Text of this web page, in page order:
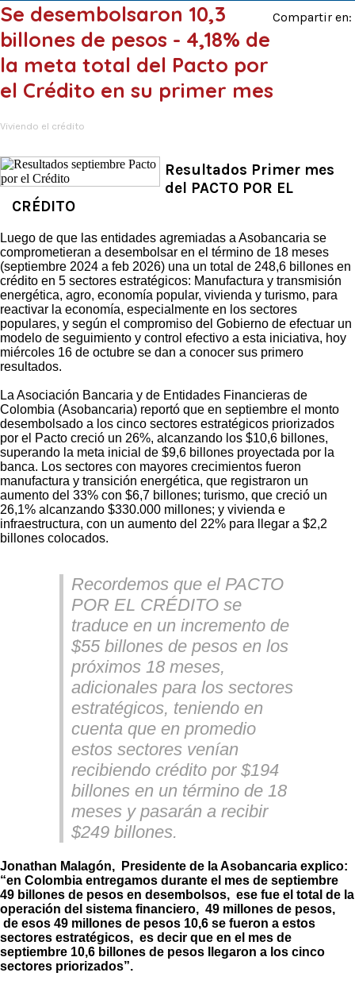
Se desembolsaron 10,3
billones de pesos - 4,18% de
la meta total del Pacto por
el Crédito en su primer mes
Compartir en:
Viviendo el crédito
Resultados Primer mes
del PACTO POR EL
CRÉDITO
Luego de que las entidades agremiadas a Asobancaria se
comprometieran a desembolsar en el término de 18 meses
(septiembre 2024 a feb 2026) una un total de 248,6 billones en
crédito en 5 sectores estratégicos: Manufactura y transmisión
energética, agro, economía popular, vivienda y turismo, para
reactivar la economía, especialmente en los sectores
populares, y según el compromiso del Gobierno de efectuar un
modelo de seguimiento y control efectivo a esta iniciativa, hoy
miércoles 16 de octubre se dan a conocer sus primero
resultados.
La Asociación Bancaria y de Entidades Financieras de
Colombia (Asobancaria) reportó que en septiembre el monto
desembolsado a los cinco sectores estratégicos priorizados
por el Pacto creció un 26%, alcanzando los $10,6 billones,
superando la meta inicial de $9,6 billones proyectada por la
banca. Los sectores con mayores crecimientos fueron
manufactura y transición energética, que registraron un
aumento del 33% con $6,7 billones; turismo, que creció un
26,1% alcanzando $330.000 millones; y vivienda e
infraestructura, con un aumento del 22% para llegar a $2,2
billones colocados.
Recordemos que el PACTO
POR EL CRÉDITO se
traduce en un incremento de
$55 billones de pesos en los
próximos 18 meses,
adicionales para los sectores
estratégicos, teniendo en
cuenta que en promedio
estos sectores venían
recibiendo crédito por $194
billones en un término de 18
meses y pasarán a recibir
$249 billones.
Jonathan Malagón, Presidente de la Asobancaria explico:
“en Colombia entregamos durante el mes de septiembre
49 billones de pesos en desembolsos, ese fue el total de la
operación del sistema financiero, 49 millones de pesos,
de esos 49 millones de pesos 10,6 se fueron a estos
sectores estratégicos, es decir que en el mes de
septiembre 10,6 billones de pesos llegaron a los cinco
sectores priorizados”.